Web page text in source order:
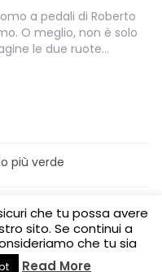
a pedali di Roberto
O meglio, non è solo
le due ruote…
più verde
le scuole
Media Partner
che tu possa avere
sito. Se continui a
che tu sia
Read More